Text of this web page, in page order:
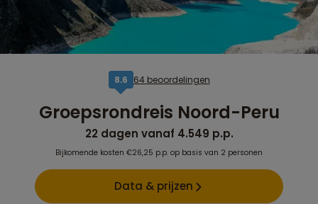
8,6 64 beoordelingen
Groepsrondreis Noord-Peru
22 dagen vanaf 4.549 p.p.
Bijkomende kosten €26,25 p.p. op basis van 2 personen
Data & prijzen